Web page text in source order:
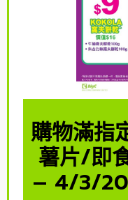
購物滿指
薯片/即
– 4/3/